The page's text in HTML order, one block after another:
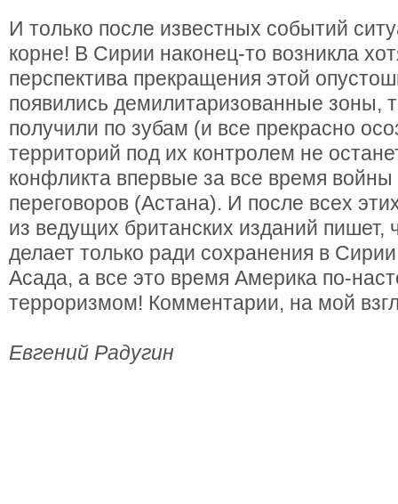
И только после известных событий
корне! В Сирии наконец-то возникла
перспектива прекращения этой
появились демилитаризованные зоны,
получили по зубам (и все прекрасно
территорий под их контролем не
конфликта впервые за все время войны
переговоров (Астана). И после всех
из ведущих британских изданий пишет,
делает только ради сохранения в
Асада, а все это время Америка по-
терроризмом! Комментарии, на мой
Евгений Радугин